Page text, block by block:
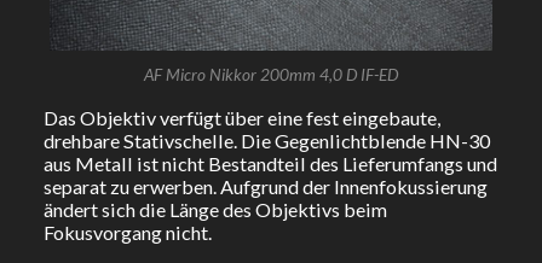
AF Micro Nikkor 200mm 4,0 D IF-ED
Das Objektiv verfügt über eine fest eingebaute,
drehbare Stativschelle. Die Gegenlichtblende HN-30
aus Metall ist nicht Bestandteil des Lieferumfangs und
separat zu erwerben. Aufgrund der Innenfokussierung
ändert sich die Länge des Objektivs beim
Fokusvorgang nicht.